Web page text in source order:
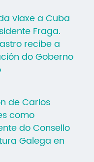
viaxe a Cuba
Fraga.
recibe a
do Goberno
de Carlos
como
do Consello
Galega en